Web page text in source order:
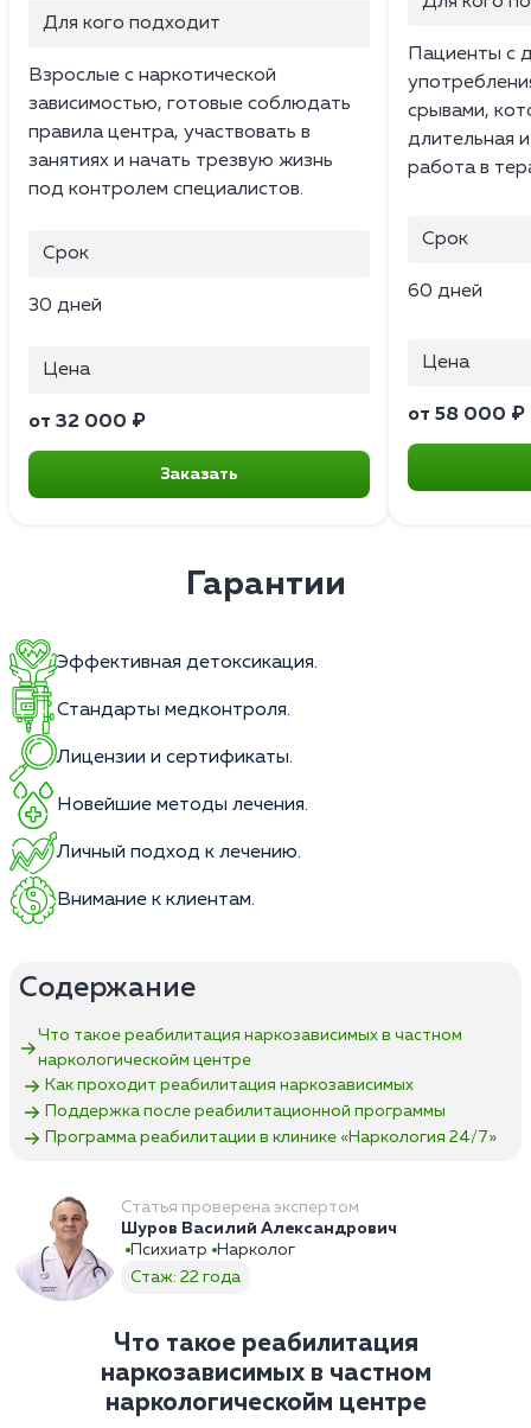
Для кого подходит
Взрослые с наркотической
зависимостью, готовые соблюдать
правила центра, участвовать в
занятиях и начать трезвую жизнь
под контролем специалистов.
Срок
30 дней
Цена
от 32 000 ₽
Заказать
Пациенты с
срывами,
длительная
работа в
Срок
60 дней
Цена
от 58 000 ₽
Гарантии
Эффективная детоксикация.
Стандарты медконтроля.
Лицензии и сертификаты.
Новейшие методы лечения.
Личный подход к лечению.
Внимание к клиентам.
Содержание
Что такое реабилитация наркозависимых в частном
наркологическойм центре
Как проходит реабилитация наркозависимых
Поддержка после реабилитационной программы
Программа реабилитации в клинике «Наркология 24/7»
Статья проверена экспертом
Шуров Василий Александрович
Психиатр
Нарколог
Стаж: 22 года
Что такое реабилитация
наркозависимых в частном
наркологическойм центре